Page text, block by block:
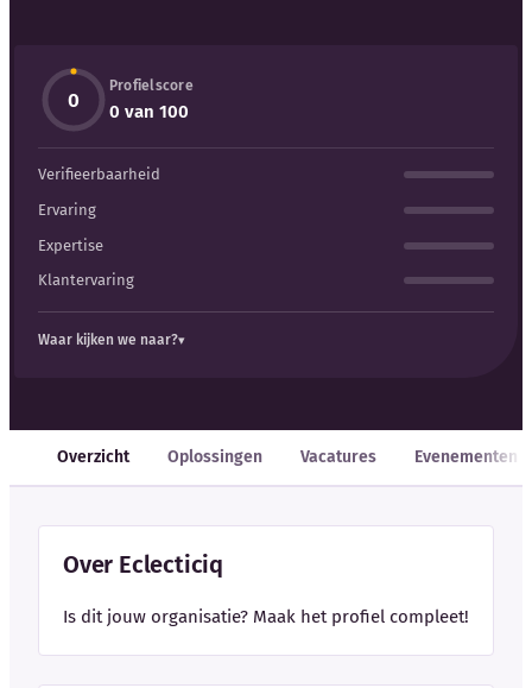
Externe bronnen
Woordenboek
Auteurs
0
Profielscore
0 van 100
Verifieerbaarheid
Ervaring
Expertise
Klantervaring
Waar kijken we naar?
Overzicht Oplossingen Vacatures Evenementen
Over Eclecticiq
Is dit jouw organisatie? Maak het profiel compleet!